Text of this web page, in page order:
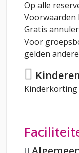
Op alle
Voorwaarden
Gratis
Voor
gelden
Kinderkorting